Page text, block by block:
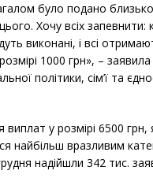
було подано
Хочу всіх запевнити:
виконані, і всі
1000 грн», –
політики, сім’ї та
у розмірі 6500 грн,
найбільш вразливим
надійшли 342 тис.